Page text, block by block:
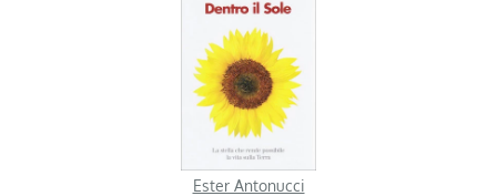
Ester Antonucci